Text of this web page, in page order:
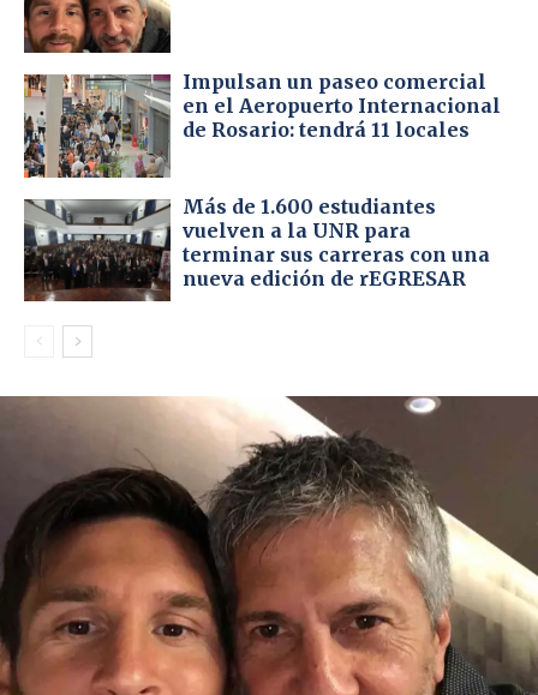
Impulsan un paseo comercial
en el Aeropuerto Internacional
de Rosario: tendrá 11 locales
Más de 1.600 estudiantes
vuelven a la UNR para
terminar sus carreras con una
nueva edición de rEGRESAR